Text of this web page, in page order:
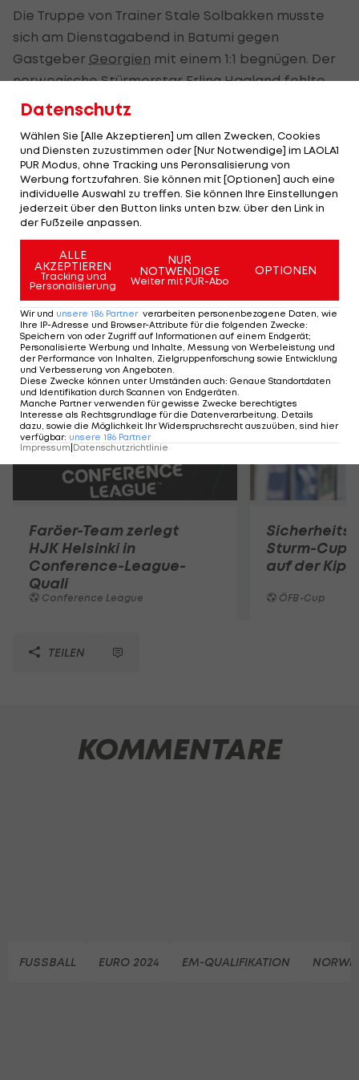
Die Truppe von Trainer Stale Solbakken musste
sich am Dienstagabend in Batumi gegen
Gastgeber Georgien mit einem 1:1 begnügen. Der
norwegische Stürmerstar Erling Haaland fehlte
seinem Team wie auch schon beim Auftakt-0:3 in
seine Kollegen rund um Kapitän Martin Ödegaard
ließen einige Großchancen ungenützt.
Alexander Sörloth (15.) brachte die Gäste in
Führung, Stürmer Georges Mikautadze (60.)
sicherte den von Willy Sagnol trainierten
Georgiern in deren Premierenspiel noch einen
Punktgewinn.
Mehr zum Thema
Faröer-Team zerlegt
HJK Helsinki in
Conference-League-
Quali
Conference League
Sturm-
auf der
ÖFB-Cup
TEILEN
KOMMENTARE
FUSSBALL EURO 2024 EM-QUALIFIKATION
Datenschutz
Wählen Sie [Alle Akzeptieren] um allen Zwecken, Cookies
und Diensten zuzustimmen oder [Nur Notwendige] im LAOLA1
PUR Modus, ohne Tracking uns Peronsalisierung von
Werbung fortzufahren. Sie können mit [Optionen] auch eine
individuelle Auswahl zu treffen. Sie können Ihre Einstellungen
jederzeit über den Button links unten bzw. über den Link in
der Fußzeile anpassen.
ALLE
AKZEPTIEREN
Tracking und
Personalisierung
NUR
NOTWENDIGE
Weiter mit PUR-Abo
OPTIONEN
Wir und unsere 186 Partner verarbeiten personenbezogene Daten, wie
Ihre IP-Adresse und Browser-Attribute für die folgenden Zwecke:
Speichern von oder Zugriff auf Informationen auf einem Endgerät;
Personalisierte Werbung und Inhalte, Messung von Werbeleistung und
der Performance von Inhalten, Zielgruppenforschung sowie Entwicklung
und Verbesserung von Angeboten.
Diese Zwecke können unter Umständen auch: Genaue Standortdaten
und Identifikation durch Scannen von Endgeräten.
Manche Partner verwenden für gewisse Zwecke berechtigtes
Interesse als Rechtsgrundlage für die Datenverarbeitung. Details
dazu, sowie die Möglichkeit Ihr Widerspruchsrecht auszuüben, sind hier
verfügbar: unsere 186 Partner
Impressum Datenschutzrichtlinie